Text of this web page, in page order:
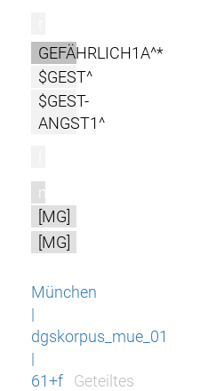
GEFÄHRLICH1A^*
$GEST^
$GEST-
ANGST1^
m
[MG]
[MG]
München
|
dgskorpus_mue_01
|
61+f
Geteiltes